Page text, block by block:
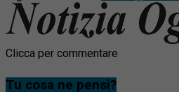
Clicca per commentare
Tu cosa ne pensi?